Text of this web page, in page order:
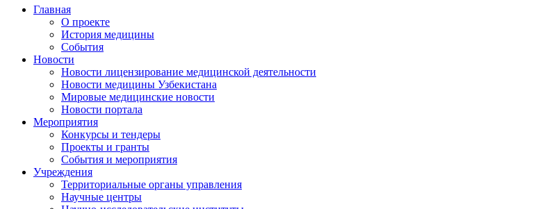
Главная
О проекте
История медицины
События
Новости
Новости лицензирование медицинской деятельности
Новости медицины Узбекистана
Мировые медицинские новости
Новости портала
Мероприятия
Конкурсы и тендеры
Проекты и гранты
События и мероприятия
Учреждения
Территориальные органы управления
Научные центры